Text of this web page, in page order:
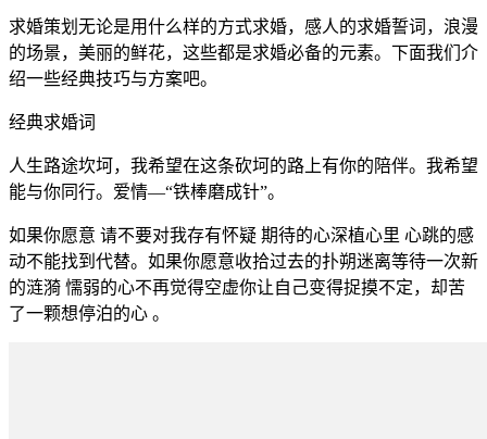
求婚策划无论是用什么样的方式求婚，感人的求婚誓词，浪漫
的场景，美丽的鲜花，这些都是求婚必备的元素。下面我们介
绍一些经典技巧与方案吧。
经典求婚词
人生路途坎坷，我希望在这条砍坷的路上有你的陪伴。我希望
能与你同行。爱情—“铁棒磨成针”。
如果你愿意 请不要对我存有怀疑 期待的心深植心里 心跳的感
动不能找到代替。如果你愿意收拾过去的扑朔迷离等待一次新
的涟漪 懦弱的心不再觉得空虚你让自己变得捉摸不定，却苦
了一颗想停泊的心 。